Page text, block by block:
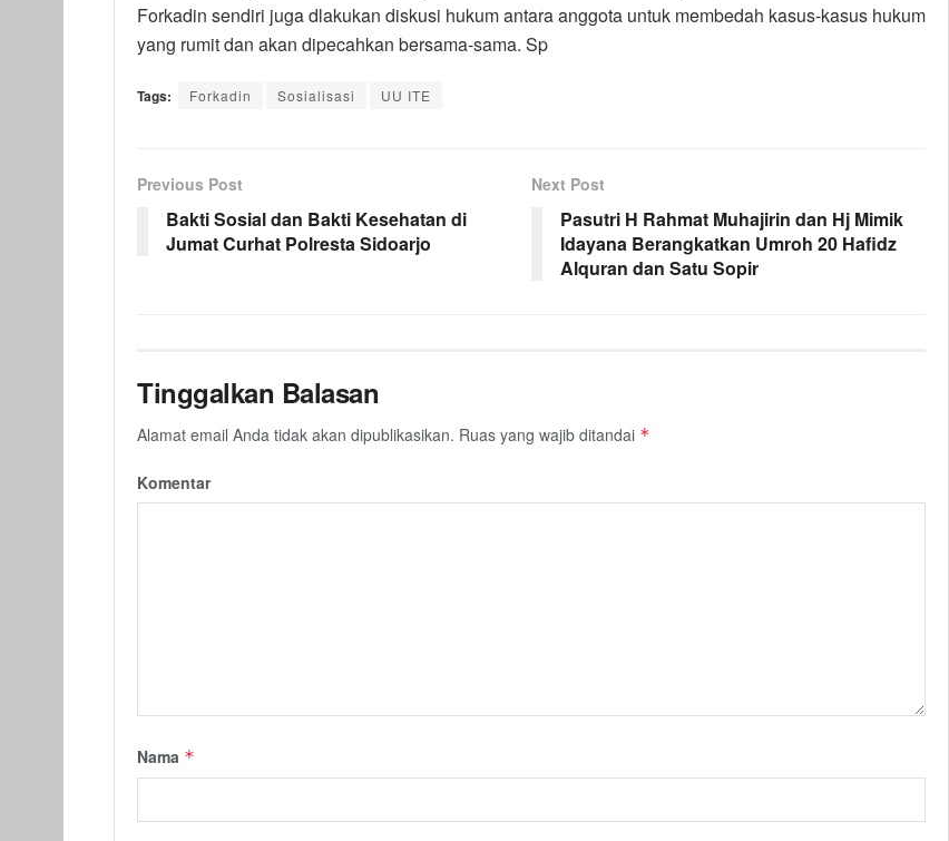
Forkadin sendiri juga dlakukan diskusi hukum antara anggota untuk membedah kasus-kasus hukum
yang rumit dan akan dipecahkan bersama-sama. Sp
Tags: Forkadin Sosialisasi UU ITE
Previous Post
Bakti Sosial dan Bakti Kesehatan di
Jumat Curhat Polresta Sidoarjo
Next Post
Pasutri H Rahmat Muhajirin dan Hj Mimik
Idayana Berangkatkan Umroh 20 Hafidz
Alquran dan Satu Sopir
Tinggalkan Balasan
Alamat email Anda tidak akan dipublikasikan. Ruas yang wajib ditandai *
Komentar
Nama *